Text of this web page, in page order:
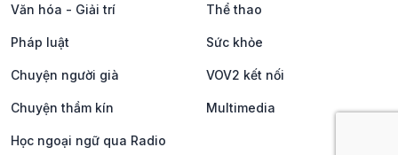
Văn hóa - Giải trí Thể thao
Pháp luật Sức khỏe
Chuyện người già VOV2 kết nối
Chuyện thầm kín Multimedia
Học ngoại ngữ qua Radio